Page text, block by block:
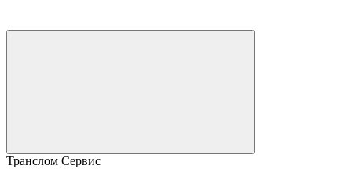
Транслом Сервис